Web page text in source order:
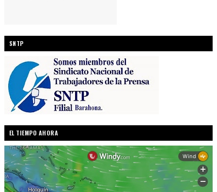
SNTP
EL TIEMPO AHORA